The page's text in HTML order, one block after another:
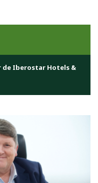
de Iberostar Hotels &